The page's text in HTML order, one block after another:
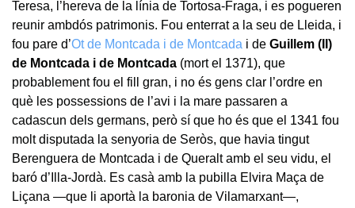
Teresa, l’hereva de la línia de Tortosa-Fraga, i es pogueren
reunir ambdós patrimonis. Fou enterrat a la seu de Lleida, i
fou pare d’Ot de Montcada i de Montcada i de Guillem (II)
de Montcada i de Montcada (mort el 1371), que
probablement fou el fill gran, i no és gens clar l’ordre en
què les possessions de l’avi i la mare passaren a
cadascun dels germans, però sí que ho és que el 1341 fou
molt disputada la senyoria de Seròs, que havia tingut
Berenguera de Montcada i de Queralt amb el seu vidu, el
baró d’Illa-Jordà. Es casà amb la pubilla Elvira Maça de
Liçana —que li aportà la baronia de Vilamarxant—,